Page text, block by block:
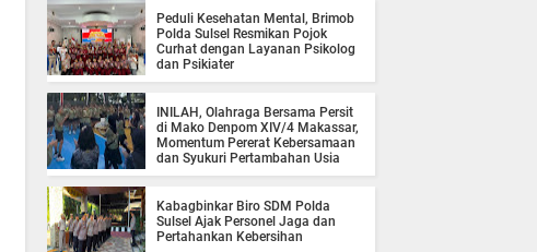
Peduli Kesehatan Mental, Brimob
Polda Sulsel Resmikan Pojok
Curhat dengan Layanan Psikolog
dan Psikiater
INILAH, Olahraga Bersama Persit
di Mako Denpom XIV/4 Makassar,
Momentum Pererat Kebersamaan
dan Syukuri Pertambahan Usia
Kabagbinkar Biro SDM Polda
Sulsel Ajak Personel Jaga dan
Pertahankan Kebersihan